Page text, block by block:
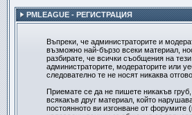
PMLEAGUE - РЕГИСТРАЦИЯ
Въпреки, че администраторите и
възможно най-бързо всеки материал,
разбирате, че всички съобщения на
администраторите, модераторите или
следователно те не носят никаква
Приемате се да не пишете никакъв
всякакъв друг материал, който
постоянното ви изгонване от форумите